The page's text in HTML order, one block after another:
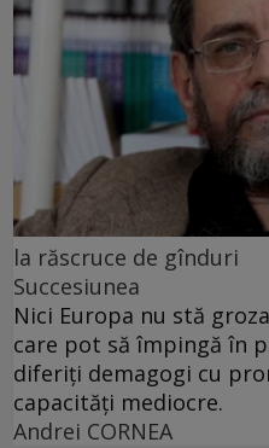
la răscruce de gînduri
Succesiunea
Nici Europa nu stă
care pot să împingă în
diferiți demagogi cu
capacități mediocre.
Andrei CORNEA